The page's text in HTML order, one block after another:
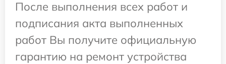
После выполнения всех работ и
подписания акта выполненных
работ Вы получите официальную
гарантию на ремонт устройства